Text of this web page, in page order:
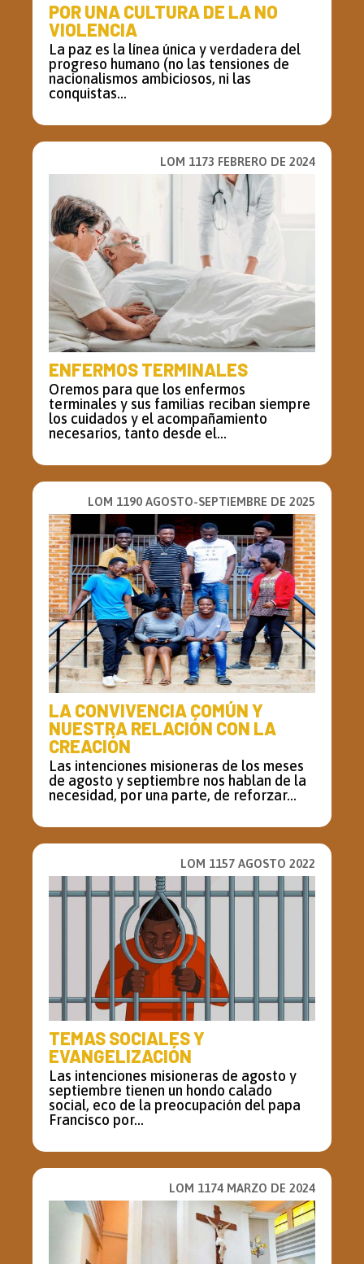
POR UNA CULTURA DE LA NO
VIOLENCIA
La paz es la línea única y verdadera del
progreso humano (no las tensiones de
nacionalismos ambiciosos, ni las
conquistas...
LOM 1173 FEBRERO DE 2024
ENFERMOS TERMINALES
Oremos para que los enfermos
terminales y sus familias reciban siempre
los cuidados y el acompañamiento
necesarios, tanto desde el...
LOM 1190 AGOSTO-SEPTIEMBRE DE 2025
LA CONVIVENCIA COMÚN Y
NUESTRA RELACIÓN CON LA
CREACIÓN
Las intenciones misioneras de los meses
de agosto y septiembre nos hablan de la
necesidad, por una parte, de reforzar...
LOM 1157 AGOSTO 2022
TEMAS SOCIALES Y
EVANGELIZACIÓN
Las intenciones misioneras de agosto y
septiembre tienen un hondo calado
social, eco de la preocupación del papa
Francisco por...
LOM 1174 MARZO DE 2024